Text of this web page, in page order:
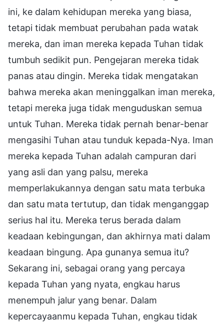
ini, ke dalam kehidupan mereka yang biasa,
tetapi tidak membuat perubahan pada watak
mereka, dan iman mereka kepada Tuhan tidak
tumbuh sedikit pun. Pengejaran mereka tidak
panas atau dingin. Mereka tidak mengatakan
bahwa mereka akan meninggalkan iman mereka,
tetapi mereka juga tidak menguduskan semua
untuk Tuhan. Mereka tidak pernah benar-benar
mengasihi Tuhan atau tunduk kepada-Nya. Iman
mereka kepada Tuhan adalah campuran dari
yang asli dan yang palsu, mereka
memperlakukannya dengan satu mata terbuka
dan satu mata tertutup, dan tidak menganggap
serius hal itu. Mereka terus berada dalam
keadaan kebingungan, dan akhirnya mati dalam
keadaan bingung. Apa gunanya semua itu?
Sekarang ini, sebagai orang yang percaya
kepada Tuhan yang nyata, engkau harus
menempuh jalur yang benar. Dalam
kepercayaanmu kepada Tuhan, engkau tidak